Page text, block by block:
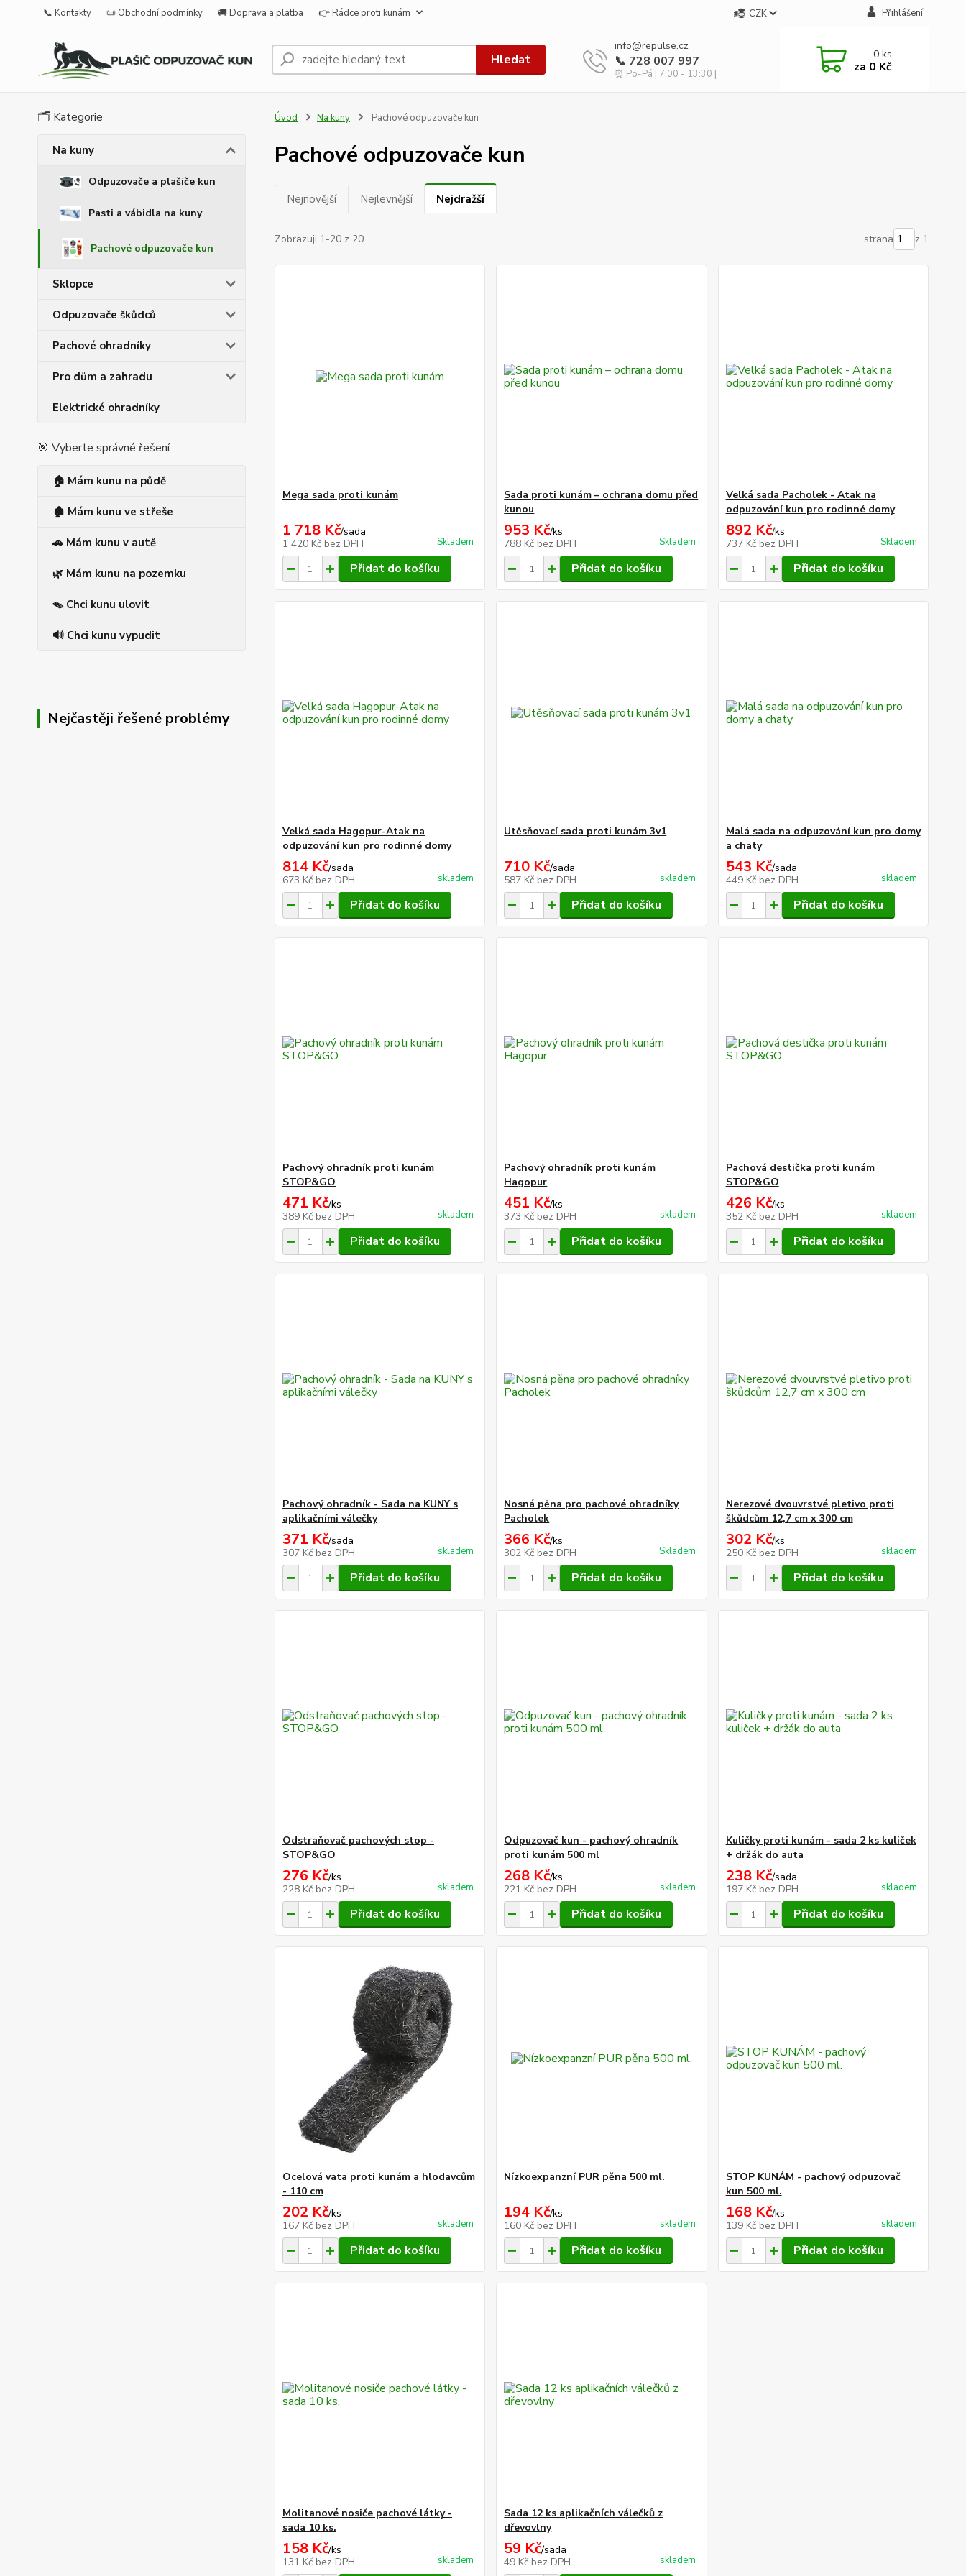
📞 Kontakty 📜 Obchodní podmínky 🚚 Doprava a platba 👉 Rádce proti kunám CZK Přihlášení
Hledat
info@repulse.cz
📞 728 007 997
⏰ Po-Pá | 7:00 - 13:30 |
0ks
za 0 Kč
🗂️ Kategorie
Na kuny
Odpuzovače a plašiče kun
Pasti a vábidla na kuny
Pachové odpuzovače kun
Sklopce
Odpuzovače škůdců
Pachové ohradníky
Pro dům a zahradu
Elektrické ohradníky
🎯 Vyberte správné řešení
🏠 Mám kunu na půdě
🏚️ Mám kunu ve střeše
🚗 Mám kunu v autě
🌿 Mám kunu na pozemku
🪤 Chci kunu ulovit
🔊 Chci kunu vypudit
Nejčastěji řešené problémy
Úvod Na kuny Pachové odpuzovače kun
Pachové odpuzovače kun
Nejnovější Nejlevnější Nejdražší
Zobrazuji 1-20 z 20 strana z 1
Mega sada proti kunám
1 718 Kč/sada
1 420 Kč bez DPH Skladem
Přidat do košíku
Sada proti kunám – ochrana domu před
kunou
953 Kč/ks
788 Kč bez DPH Skladem
Přidat do košíku
Velká sada Pacholek - Atak na
odpuzování kun pro rodinné domy
892 Kč/ks
737 Kč bez DPH Skladem
Přidat do košíku
Velká sada Hagopur-Atak na
odpuzování kun pro rodinné domy
814 Kč/sada
673 Kč bez DPH skladem
Přidat do košíku
Utěsňovací sada proti kunám 3v1
710 Kč/sada
587 Kč bez DPH skladem
Přidat do košíku
Malá sada na odpuzování kun pro domy
a chaty
543 Kč/sada
449 Kč bez DPH skladem
Přidat do košíku
Pachový ohradník proti kunám
STOP&GO
471 Kč/ks
389 Kč bez DPH skladem
Přidat do košíku
Pachový ohradník proti kunám
Hagopur
451 Kč/ks
373 Kč bez DPH skladem
Přidat do košíku
Pachová destička proti kunám
STOP&GO
426 Kč/ks
352 Kč bez DPH skladem
Přidat do košíku
Pachový ohradník - Sada na KUNY s
aplikačními válečky
371 Kč/sada
307 Kč bez DPH skladem
Přidat do košíku
Nosná pěna pro pachové ohradníky
Pacholek
366 Kč/ks
302 Kč bez DPH Skladem
Přidat do košíku
Nerezové dvouvrstvé pletivo proti
škůdcům 12,7 cm x 300 cm
302 Kč/ks
250 Kč bez DPH skladem
Přidat do košíku
Odstraňovač pachových stop -
STOP&GO
276 Kč/ks
228 Kč bez DPH skladem
Přidat do košíku
Odpuzovač kun - pachový ohradník
proti kunám 500 ml
268 Kč/ks
221 Kč bez DPH skladem
Přidat do košíku
Kuličky proti kunám - sada 2 ks kuliček
+ držák do auta
238 Kč/sada
197 Kč bez DPH skladem
Přidat do košíku
Ocelová vata proti kunám a hlodavcům
- 110 cm
202 Kč/ks
167 Kč bez DPH skladem
Přidat do košíku
Nízkoexpanzní PUR pěna 500 ml.
194 Kč/ks
160 Kč bez DPH skladem
Přidat do košíku
STOP KUNÁM - pachový odpuzovač
kun 500 ml.
168 Kč/ks
139 Kč bez DPH skladem
Přidat do košíku
Molitanové nosiče pachové látky -
sada 10 ks.
158 Kč/ks
131 Kč bez DPH skladem
Sada 12 ks aplikačních válečků z
dřevovlny
59 Kč/sada
49 Kč bez DPH skladem